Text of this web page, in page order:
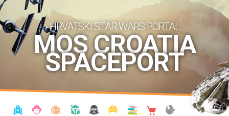
HRVATSKI STAR WARS PORTAL
MOS CROATIA
SPACEPORT